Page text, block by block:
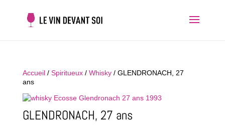
Accueil/ Spiritueux/ Whisky/ GLENDRONACH, 27
ans
GLENDRONACH, 27 ans